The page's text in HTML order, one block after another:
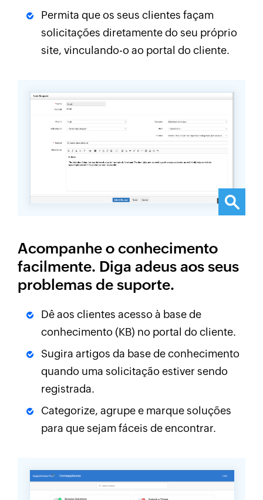
Permita que os seus clientes façam
solicitações diretamente do seu próprio
site, vinculando-o ao portal do cliente.
Acompanhe o conhecimento
facilmente. Diga adeus aos seus
problemas de suporte.
Dê aos clientes acesso à base de
conhecimento (KB) no portal do cliente.
Sugira artigos da base de conhecimento
quando uma solicitação estiver sendo
registrada.
Categorize, agrupe e marque soluções
para que sejam fáceis de encontrar.